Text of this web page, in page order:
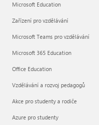
Microsoft Education
Zařízení pro vzdělávání
Microsoft Teams pro vzdělávání
Microsoft 365 Education
Office Education
Vzdělávání a rozvoj pedagogů
Akce pro studenty a rodiče
Azure pro studenty